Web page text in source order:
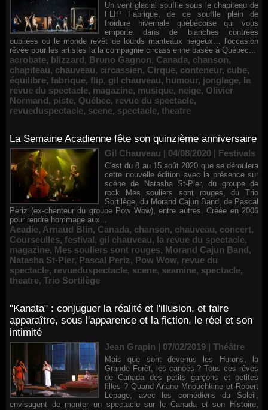
Un vent glacial souffle sous le chapiteau de
FLIP Fabrique, de ce souffle plein de
froidure hivernale québécoise qui vous
emporte dans de blanches contrées
oubliées où le monde revêt de lourds manteaux neigeux… l'occasion
rêvée pour les artistes la la compagnie circassienne basée à Québec...
acrobate, blizzard, Bruno Gagnon, Canada, chanson,
chapiteau, chauveau, circassien, Cirque, conteneur, cube,
équilibre, fabrique, flip, gil chauveau, humour, jonglage, la
revue du spectacle, magazine, musique, neige, Olivier
Normand, piste, Québec, revue du spectacle,
revueduspectacle, scene, spectacle, theatre
La Semaine Acadienne fête son quinzième anniversaire
Gil Chauveau | 04/08/2020 | Festivals
C'est du 8 au 15 août 2020 que se déroulera
cette nouvelle édition avec la présence sur
scène de Natasha St-Pier, du groupe de
rock Mes souliers sont rouges, du Trio
Sortilège, du Morand Cajun Band, de Pascal
Periz (ex-chanteur du groupe Pow Wow), entre autres. Créée en 2006
pour rendre hommage aux...
Acadie, Arnaud Blin, Canada, chanson, chauveau, concert,
Courseulles, festival, gil chauveau, la revue du spectacle,
magazine, Mes souliers sont rouges, Morand Cajun Band,
Natasha St-Pier, Pascal Periz, Pow Wow, revue du
spectacle, revueduspectacle, scene, seamine, spectacle,
theatre, Trio Sortilège
"Kanata" : conjuguer la réalité et l'illusion, et faire
apparaître, sous l'apparence et la fiction, le réel et son
intimité
Jean Grapin | 07/02/2019 | Théâtre
Mais que sont devenus les Hurons, la
Grande Forêt, les canoës ? Tous ces rêves
de Canada des petits garçons et petites
filles ? Quand Ariane Mnouchkine et Robert
Lepage, avec les comédiens du Soleil,
envisagent de monter un spectacle sur le Canada et son Histoire,